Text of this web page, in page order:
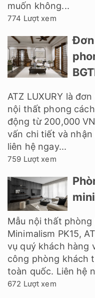
muốn không...
774 Lượt xem
ATZ LUXURY là
nội thất phong
động từ 200,000
vấn chi tiết và
liên hệ ngay...
759 Lượt xem
Mẫu nội thất
Minimalism PK15,
vụ quý khách hàng
công phòng khách
toàn quốc. Liên hệ
672 Lượt xem